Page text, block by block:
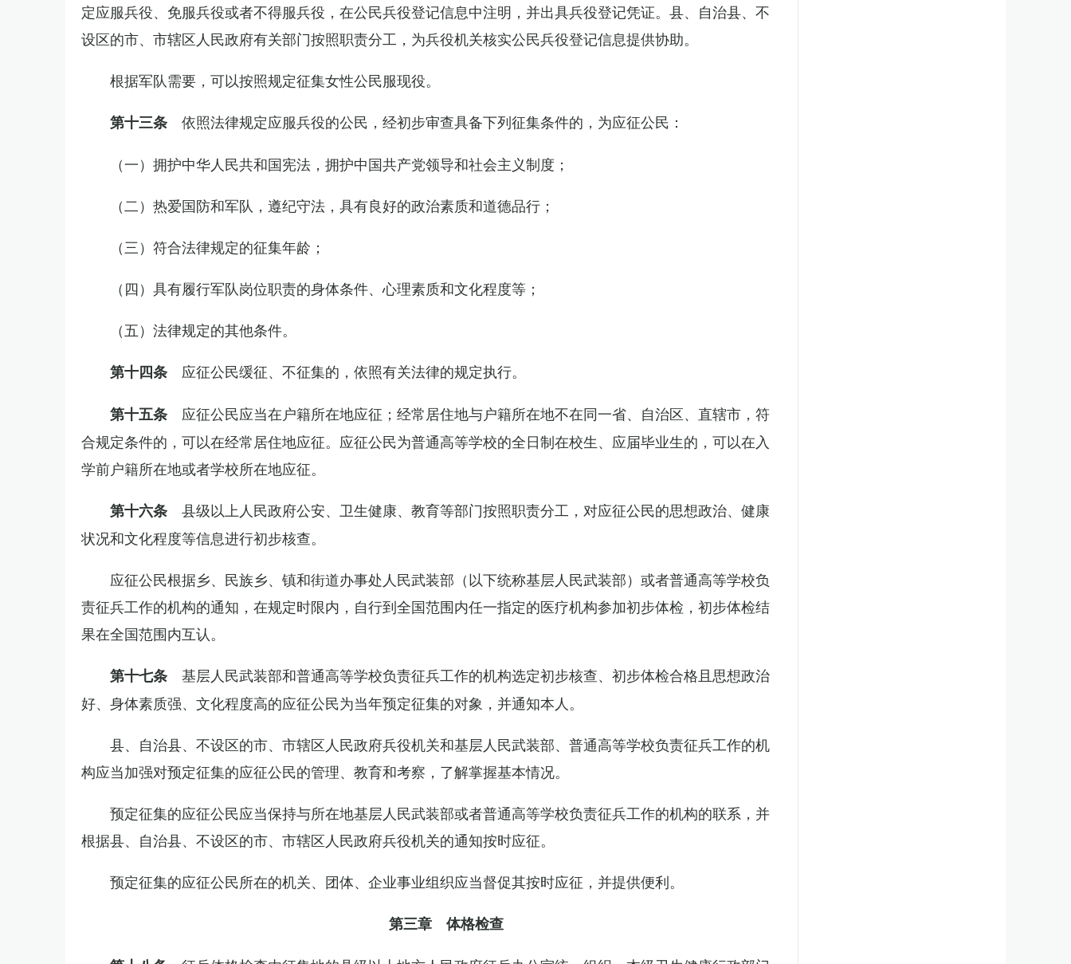
定应服兵役、免服兵役或者不得服兵役，在公民兵役登记信息中注明，并出具兵役登记凭证。县、自治县、不
设区的市、市辖区人民政府有关部门按照职责分工，为兵役机关核实公民兵役登记信息提供协助。
根据军队需要，可以按照规定征集女性公民服现役。
第十三条 依照法律规定应服兵役的公民，经初步审查具备下列征集条件的，为应征公民：
（一）拥护中华人民共和国宪法，拥护中国共产党领导和社会主义制度；
（二）热爱国防和军队，遵纪守法，具有良好的政治素质和道德品行；
（三）符合法律规定的征集年龄；
（四）具有履行军队岗位职责的身体条件、心理素质和文化程度等；
（五）法律规定的其他条件。
第十四条 应征公民缓征、不征集的，依照有关法律的规定执行。
第十五条 应征公民应当在户籍所在地应征；经常居住地与户籍所在地不在同一省、自治区、直辖市，符
合规定条件的，可以在经常居住地应征。应征公民为普通高等学校的全日制在校生、应届毕业生的，可以在入
学前户籍所在地或者学校所在地应征。
第十六条 县级以上人民政府公安、卫生健康、教育等部门按照职责分工，对应征公民的思想政治、健康
状况和文化程度等信息进行初步核查。
应征公民根据乡、民族乡、镇和街道办事处人民武装部（以下统称基层人民武装部）或者普通高等学校负
责征兵工作的机构的通知，在规定时限内，自行到全国范围内任一指定的医疗机构参加初步体检，初步体检结
果在全国范围内互认。
第十七条 基层人民武装部和普通高等学校负责征兵工作的机构选定初步核查、初步体检合格且思想政治
好、身体素质强、文化程度高的应征公民为当年预定征集的对象，并通知本人。
县、自治县、不设区的市、市辖区人民政府兵役机关和基层人民武装部、普通高等学校负责征兵工作的机
构应当加强对预定征集的应征公民的管理、教育和考察，了解掌握基本情况。
预定征集的应征公民应当保持与所在地基层人民武装部或者普通高等学校负责征兵工作的机构的联系，并
根据县、自治县、不设区的市、市辖区人民政府兵役机关的通知按时应征。
预定征集的应征公民所在的机关、团体、企业事业组织应当督促其按时应征，并提供便利。
第三章 体格检查